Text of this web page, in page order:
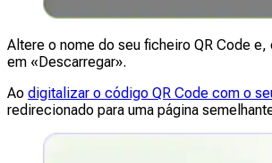
Altere o nome do seu ficheiro QR Code
em «Descarregar».
Ao digitalizar o código QR Code com o
redirecionado para uma página